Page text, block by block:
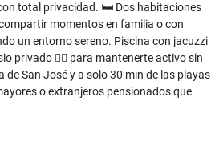
total privacidad. 🛏️ Dos habitaciones
momentos en familia o con
un entorno sereno. Piscina con jacuzzi
privado 🏋️‍♀️ para mantenerte activo sin
San José y a solo 30 min de las playas
o extranjeros pensionados que